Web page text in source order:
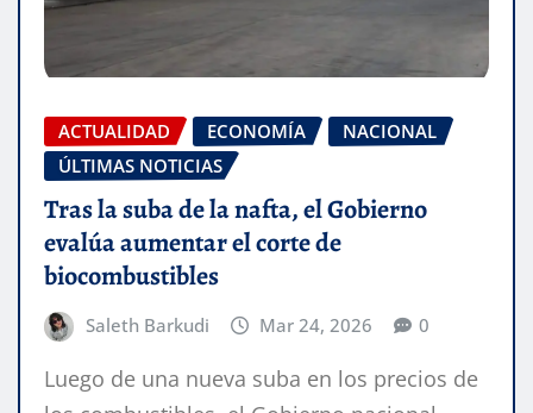
ACTUALIDAD ECONOMÍA
NACIONAL
ÚLTIMAS NOTICIAS
Tras la suba de la nafta, el Gobierno
evalúa aumentar el corte de
biocombustibles
Saleth Barkudi Mar 24, 2026 0
Luego de una nueva suba en los precios de